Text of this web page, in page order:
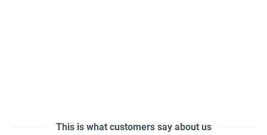
This is what customers say about us